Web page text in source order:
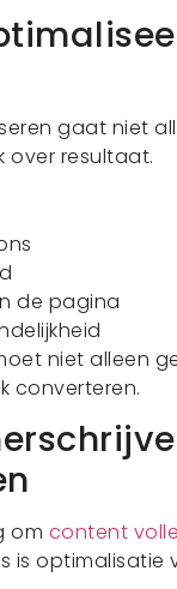
gaat niet
over resultaat.
de pagina
niet alleen
converteren.
om content
is optimalisatie